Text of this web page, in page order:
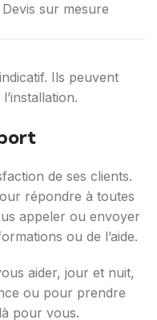
Devis sur mesure
Ils peuvent
de ses clients.
répondre à toutes
appeler ou envoyer
ou de l’aide.
aider, jour et nuit,
ou pour prendre
pour vous.